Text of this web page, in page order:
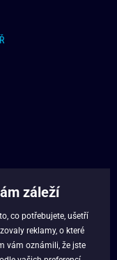
záleží
co potřebujete, ušetří
reklamy, o které
vám oznámili, že jste